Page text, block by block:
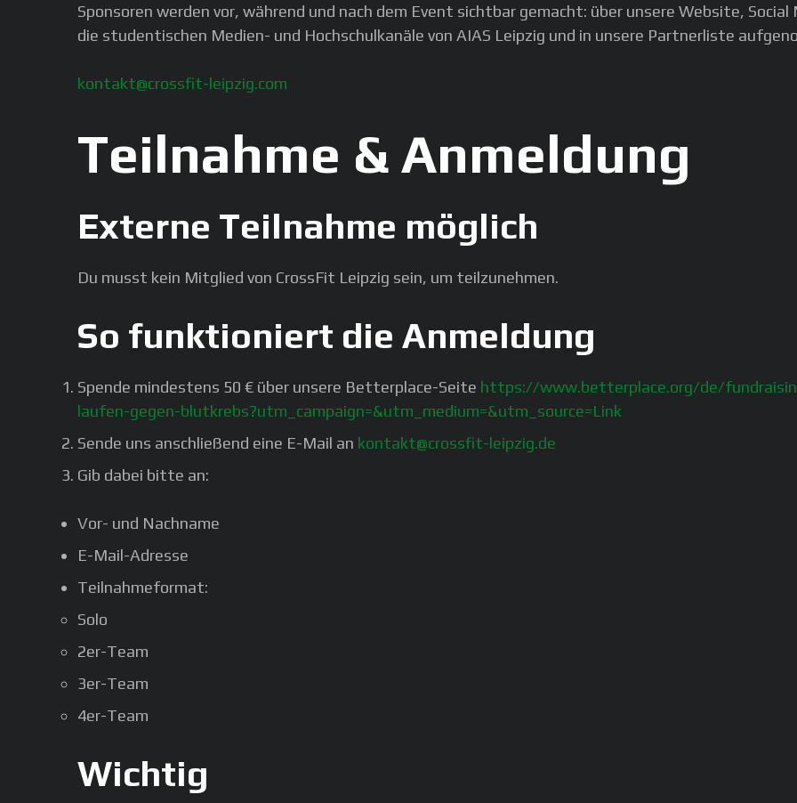
Sponsoren werden vor, während und nach dem Event sichtbar gemacht: über unsere Website,
die studentischen Medien- und Hochschulkanäle von AIAS Leipzig und in unsere Partnerliste
kontakt@crossfit-leipzig.com
Teilnahme & Anmeldung
Externe Teilnahme möglich
Du musst kein Mitglied von CrossFit Leipzig sein, um teilzunehmen.
So funktioniert die Anmeldung
Spende mindestens 50 € über unsere Betterplace-Seite https://www.betterplace.org/de/
laufen-gegen-blutkrebs?utm_campaign=&utm_medium=&utm_source=Link
Sende uns anschließend eine E-Mail an kontakt@crossfit-leipzig.de
Gib dabei bitte an:
Vor- und Nachname
E-Mail-Adresse
Teilnahmeformat:
Solo
2er-Team
3er-Team
4er-Team
Wichtig